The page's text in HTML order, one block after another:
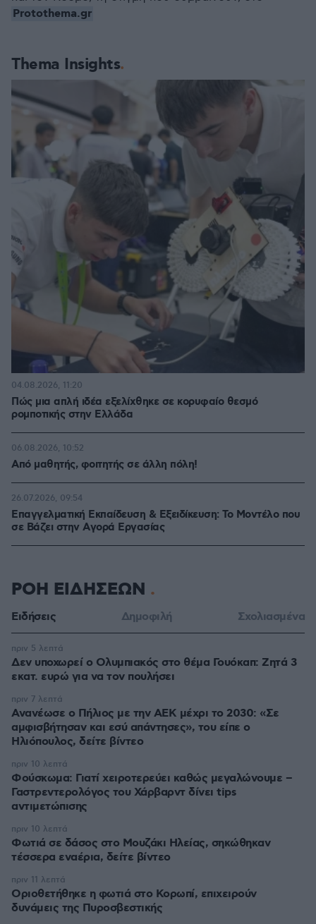
Thema Insights
Πώς μια απλή ιδέα εξελίχθηκε σε κορυφαίο θεσμό
ρομποτικής στην Ελλάδα
04.08.2026, 11:20
Από μαθητής, φοιτητής σε άλλη πόλη!
06.08.2026, 10:52
Επαγγελματική Εκπαίδευση & Εξειδίκευση: Το Mοντέλο που
σε Bάζει στην Aγορά Eργασίας
26.07.2026, 09:54
Protothema.gr
ΡΟΗ ΕΙΔΗΣΕΩΝ
Ειδήσεις Δημοφιλή Σχολιασμένα
Δεν υποχωρεί ο Ολυμπιακός στο θέμα Γουόκαπ: Ζητά 3
εκατ. ευρώ για να τον πουλήσει
πριν 5 λεπτά
Ανανέωσε ο Πήλιος με την ΑΕΚ μέχρι το 2030: «Σε
αμφισβήτησαν και εσύ απάντησες», του είπε ο
Ηλιόπουλος, δείτε βίντεο
πριν 7 λεπτά
Φούσκωμα: Γιατί χειροτερεύει καθώς μεγαλώνουμε –
Γαστρεντερολόγος του Χάρβαρντ δίνει tips
αντιμετώπισης
πριν 10 λεπτά
Φωτιά σε δάσος στο Μουζάκι Ηλείας, σηκώθηκαν
τέσσερα εναέρια, δείτε βίντεο
πριν 10 λεπτά
Οριοθετήθηκε η φωτιά στο Κορωπί, επιχειρούν
δυνάμεις της Πυροσβεστικής
πριν 11 λεπτά